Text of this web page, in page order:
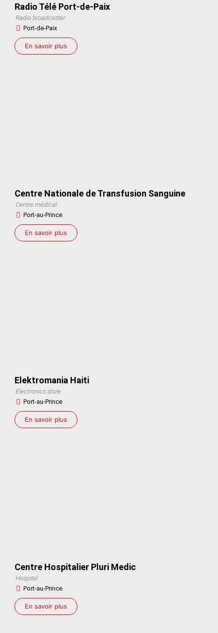
Radio Télé Port-de-Paix
Radio broadcaster
Port-de-Paix
En savoir plus
Centre Nationale de Transfusion Sanguine
Centre médical
Port-au-Prince
En savoir plus
Elektromania Haiti
Electronics store
Port-au-Prince
En savoir plus
Centre Hospitalier Pluri Medic
Hospital
Port-au-Prince
En savoir plus